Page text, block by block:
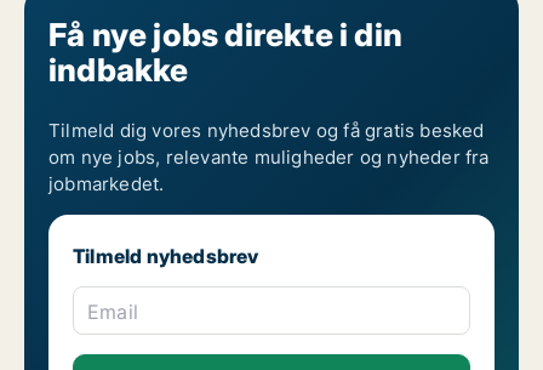
Få nye jobs direkte i din
indbakke
Tilmeld dig vores nyhedsbrev og få gratis besked
om nye jobs, relevante muligheder og nyheder fra
jobmarkedet.
Tilmeld nyhedsbrev
Email